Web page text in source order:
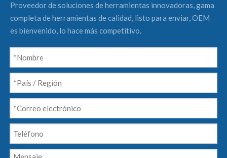
Proveedor de soluciones de herramientas innovadoras, gama
completa de herramientas de calidad, listo para enviar, OEM
es bienvenido, lo hace más competitivo.